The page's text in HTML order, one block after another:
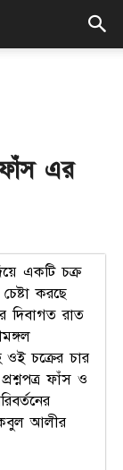
ফাঁস এর
একটি চক্র
করছে
দিবাগত রাত
চক্রের চার
ফাঁস ও
আলীর